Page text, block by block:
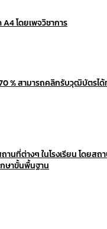
โดยเพจวิชาการ
% สามารถคลิกรับวุฒิบัตรไ
นที่ต่างๆ ในโรงเรียน โดยสถ
ษาขั้นพื้นฐาน